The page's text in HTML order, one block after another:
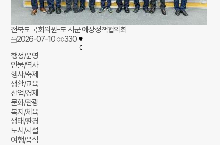
전북도 국회의원-도 시군 예상정책협의회
2026-07-10
330
0
행정/운영
인물/역사
행사/축제
생활/교육
산업/경제
문화/관광
복지/체육
생태/환경
도시/시설
여행/음식